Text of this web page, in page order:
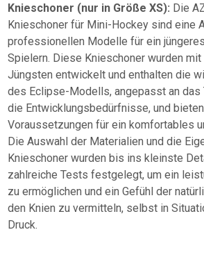
Knieschoner (nur in Größe XS): Die
Knieschoner für Mini-Hockey sind eine
professionellen Modelle für ein
Spielern. Diese Knieschoner wurden
Jüngsten entwickelt und enthalten die
des Eclipse-Modells, angepasst an das
die Entwicklungsbedürfnisse, und
Voraussetzungen für ein komfortables
Die Auswahl der Materialien und die
Knieschoner wurden bis ins kleinste
zahlreiche Tests festgelegt, um ein
zu ermöglichen und ein Gefühl der
den Knien zu vermitteln, selbst in
Druck.